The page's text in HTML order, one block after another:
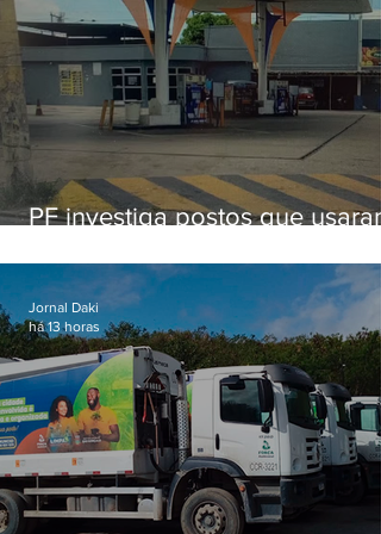
PF investiga postos que usaram
secretário morto em 2020
Jornal Daki
há 13 horas